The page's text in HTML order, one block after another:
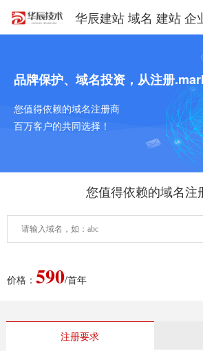
华辰建站 域名 建站 企
品牌保护、域名投资，从注册
您值得依赖的域名注册商
百万客户的共同选择！
您值得依赖的域名注
价格： 590/首年
注册要求